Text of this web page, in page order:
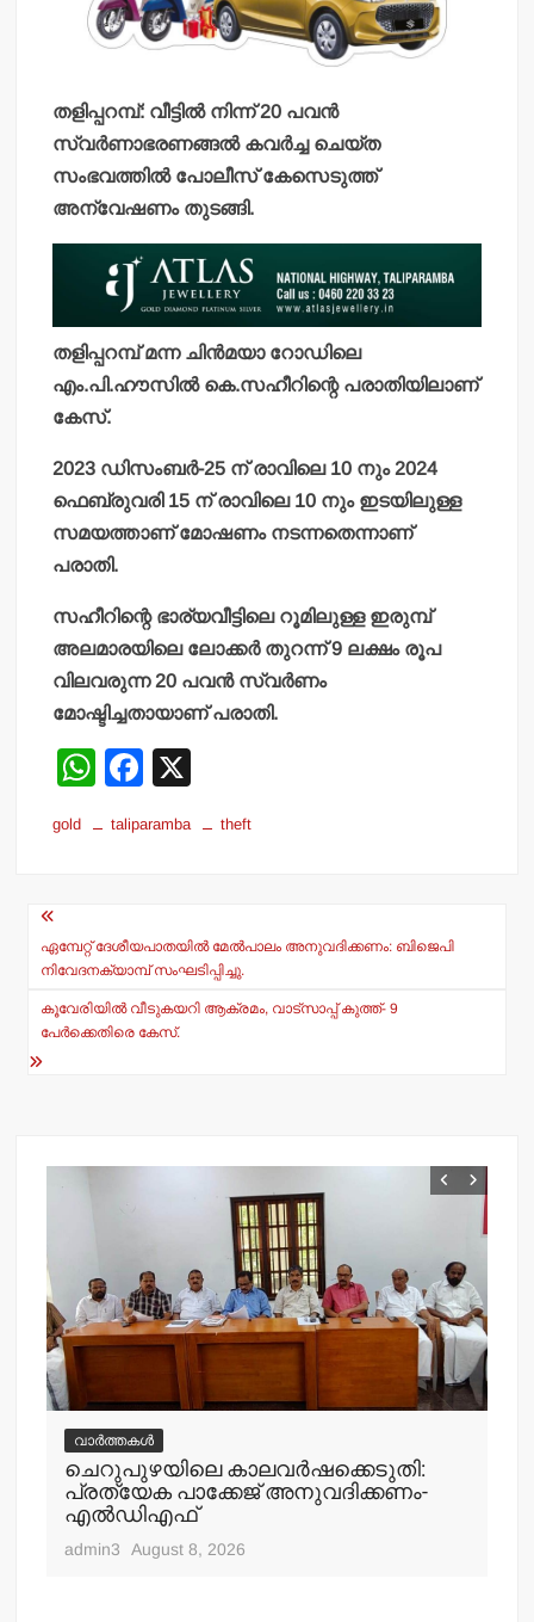
തളിപ്പറമ്പ്: വീട്ടില്‍ നിന്ന് 20 പവന്‍
സ്വര്‍ണാഭരണങ്ങല്‍ കവര്‍ച്ച ചെയ്ത
സംഭവത്തില്‍ പോലീസ് കേസെടുത്ത്
അന്വേഷണം തുടങ്ങി.
തളിപ്പറമ്പ് മന്ന ചിന്‍മയാ റോഡിലെ
എം.പി.ഹൗസില്‍ കെ.സഹീറിന്റെ പരാതിയിലാണ്
കേസ്.
2023 ഡിസംബര്‍-25 ന് രാവിലെ 10 നും 2024
ഫെബ്രുവരി 15 ന് രാവിലെ 10 നും ഇടയിലുള്ള
സമയത്താണ് മോഷണം നടന്നതെന്നാണ്
പരാതി.
സഹീറിന്റെ ഭാര്യവീട്ടിലെ റൂമിലുള്ള ഇരുമ്പ്
അലമാരയിലെ ലോക്കര്‍ തുറന്ന് 9 ലക്ഷം രൂപ
വിലവരുന്ന 20 പവന്‍ സ്വര്‍ണം
മോഷ്ടിച്ചതായാണ് പരാതി.
W
at
p
p
F
c
o
o
k
gold taliparamba theft
Post
navigation
ഏമ്പേറ്റ് ദേശീയപാതയില്‍ മേല്‍പാലം അനുവദിക്കണം: ബിജെപി
നിവേദനക്യാമ്പ് സംഘടിപ്പിച്ചു.
കൂവേരിയില്‍ വീടുകയറി ആക്രമം, വാട്‌സാപ്പ് കുത്ത്- 9
പേര്‍ക്കെതിരെ കേസ്.
വാർത്തകൾ
ചെറുപുഴയിലെ കാലവര്‍ഷക്കെടുതി:
പ്രത്യേക പാക്കേജ് അനുവദിക്കണം-
എല്‍ഡിഎഫ്
admin3 August 8, 2026